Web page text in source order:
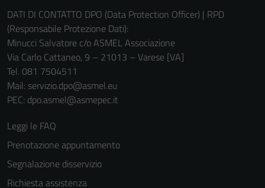
DATI DI CONTATTO DPO (Data Protection Officer) | RPD
(Responsabile Protezione Dati):
Minucci Salvatore c/o ASMEL Associazione
Via Carlo Cattaneo, 9 – 21013 – Varese [VA]
Tel. 081 7504511
Mail: servizio.dpo@asmel.eu
PEC: dpo.asmel@asmepec.it
Leggi le FAQ
Prenotazione appuntamento
Segnalazione disservizio
Richiesta assistenza
possono
disabilitati.
Questi cookie